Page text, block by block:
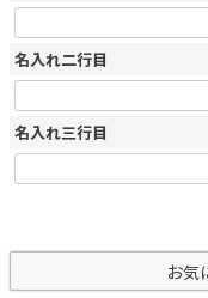
名入れ二行目
名入れ三行目
お気